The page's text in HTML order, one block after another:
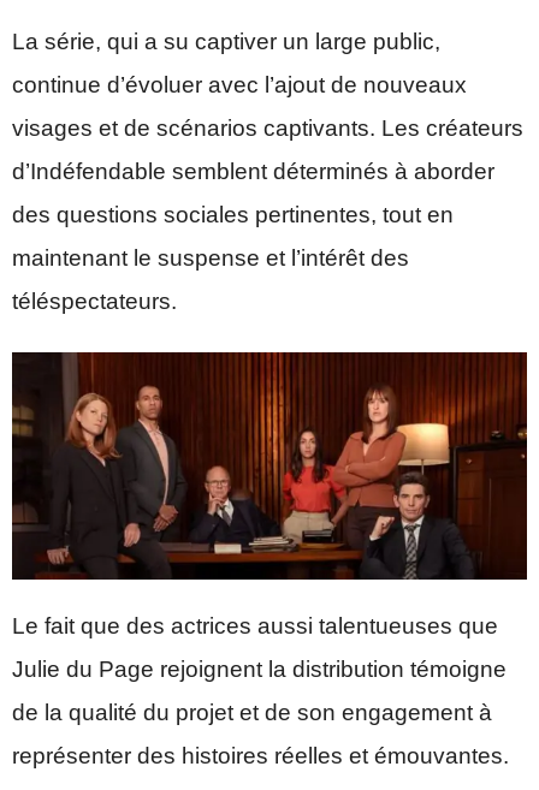
La série, qui a su captiver un large public,
continue d’évoluer avec l’ajout de nouveaux
visages et de scénarios captivants. Les créateurs
d’Indéfendable semblent déterminés à aborder
des questions sociales pertinentes, tout en
maintenant le suspense et l’intérêt des
téléspectateurs.
Le fait que des actrices aussi talentueuses que
Julie du Page rejoignent la distribution témoigne
de la qualité du projet et de son engagement à
représenter des histoires réelles et émouvantes.